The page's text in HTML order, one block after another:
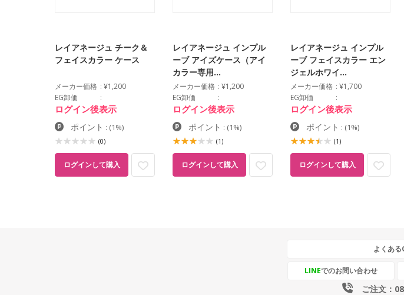
レイアネージュ チーク＆
フェイスカラー ケース
メーカー価格
¥1,200
EG卸価
ログイン後表示
ポイント : (1%)
(0)
ログインして購入
レイアネージュ インプル
ーブ アイズケース（アイ
カラー専用…
メーカー価格
¥1,200
EG卸価
ログイン後表示
ポイント : (1%)
(1)
ログインして購入
レイアネージュ インプル
ーブ フェイスカラー エン
ジェルホワイ…
メーカー価格
¥1,700
EG卸価
ログイン後表示
ポイント : (1%)
(1)
ログインして購入
よくあ
LINEでのお問い合わせ
ご注文：